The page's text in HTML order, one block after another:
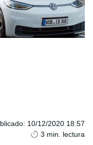
: 10/12/2020 18:57
3 min. lectura